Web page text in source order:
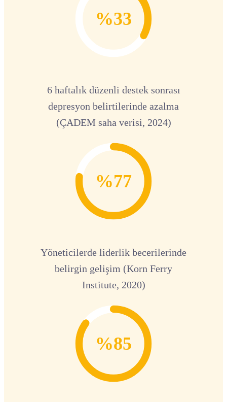
%33
6 haftalık düzenli destek sonrası
depresyon belirtilerinde azalma
(ÇADEM saha verisi, 2024)
%77
Yöneticilerde liderlik becerilerinde
belirgin gelişim (Korn Ferry
Institute, 2020)
%85